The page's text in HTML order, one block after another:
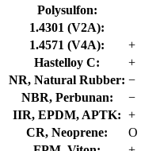
Polysulfon:
1.4301 (V2A):
1.4571 (V4A):
+
Hastelloy C:
+
NR, Natural Rubber: −
NBR, Perbunan:
−
IIR, EPDM, APTK: +
CR, Neoprene:
O